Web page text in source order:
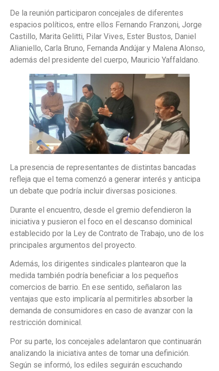
De la reunión participaron concejales de diferentes
espacios políticos, entre ellos Fernando Franzoni, Jorge
Castillo, Marita Gelitti, Pilar Vives, Ester Bustos, Daniel
Alianiello, Carla Bruno, Fernanda Andújar y Malena Alonso,
además del presidente del cuerpo, Mauricio Yaffaldano.
La presencia de representantes de distintas bancadas
refleja que el tema comenzó a generar interés y anticipa
un debate que podría incluir diversas posiciones.
Durante el encuentro, desde el gremio defendieron la
iniciativa y pusieron el foco en el descanso dominical
establecido por la Ley de Contrato de Trabajo, uno de los
principales argumentos del proyecto.
Además, los dirigentes sindicales plantearon que la
medida también podría beneficiar a los pequeños
comercios de barrio. En ese sentido, señalaron las
ventajas que esto implicaría al permitirles absorber la
demanda de consumidores en caso de avanzar con la
restricción dominical.
Por su parte, los concejales adelantaron que continuarán
analizando la iniciativa antes de tomar una definición.
Según se informó, los ediles seguirán escuchando